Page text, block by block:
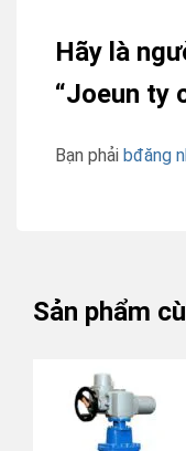
Hãy là
“Joeun ty
Bạn phải bđăng
Sản phẩm